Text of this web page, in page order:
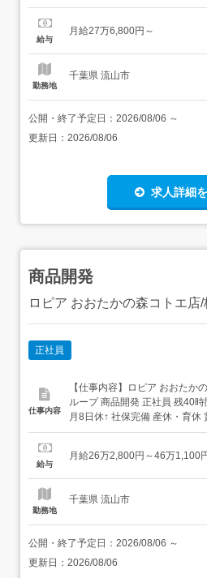
可 賞与 まかないあり 求人情報掲載期間:2026/07/16～
給与
月給27万6,800円～
勤務地
千葉県 流山市
公開・終了予定日： 2026/08/06 ～
更新日： 2026/08/06
求人詳細
商品開発
ロピア おおたかの森コトエ店
正社員
仕事内容
【仕事内容】ロピア おおたか
ループ 商品開発 正社員 残40時間↓ 中途50%↑ 女性活躍中
月8日休↑ 社保完備 産休・育休 賞与 退職
間:2026/07/23～2026/08/27 求人情報 店舗の特徴 着実に成
の森西1-15-3 交 通 つ...
給与
月給26万2,800円～46万1,100
勤務地
千葉県 流山市
公開・終了予定日： 2026/08/06 ～
更新日： 2026/08/06